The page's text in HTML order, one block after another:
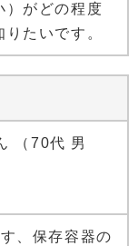
）がどの程度
たいです。
（70代 男
、保存容器の